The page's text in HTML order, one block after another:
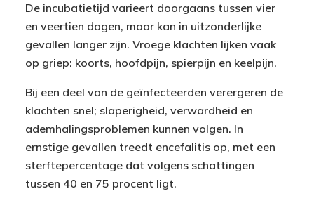
De incubatietijd varieert doorgaans tussen vier
en veertien dagen, maar kan in uitzonderlijke
gevallen langer zijn. Vroege klachten lijken vaak
op griep: koorts, hoofdpijn, spierpijn en keelpijn.
Bij een deel van de geïnfecteerden verergeren de
klachten snel; slaperigheid, verwardheid en
ademhalingsproblemen kunnen volgen. In
ernstige gevallen treedt encefalitis op, met een
sterftepercentage dat volgens schattingen
tussen 40 en 75 procent ligt.